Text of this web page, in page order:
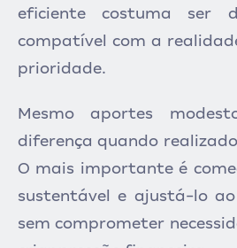
eficiente costuma ser
compatível com a
prioridade.
Mesmo aportes
diferença quando
O mais importante é
sustentável e ajustá-lo
sem comprometer